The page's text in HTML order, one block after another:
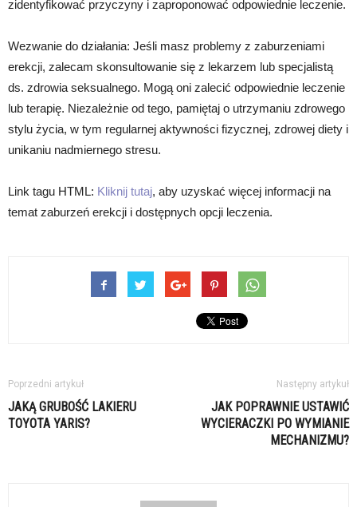
zidentyfikować przyczyny i zaproponować odpowiednie leczenie.
Wezwanie do działania: Jeśli masz problemy z zaburzeniami
erekcji, zalecam skonsultowanie się z lekarzem lub specjalistą
ds. zdrowia seksualnego. Mogą oni zalecić odpowiednie leczenie
lub terapię. Niezależnie od tego, pamiętaj o utrzymaniu zdrowego
stylu życia, w tym regularnej aktywności fizycznej, zdrowej diety i
unikaniu nadmiernego stresu.
Link tagu HTML: Kliknij tutaj, aby uzyskać więcej informacji na
temat zaburzeń erekcji i dostępnych opcji leczenia.
Poprzedni artykuł
JAKĄ GRUBOŚĆ LAKIERU
TOYOTA YARIS?
Następny artykuł
JAK POPRAWNIE USTAWIĆ
WYCIERACZKI PO WYMIANIE
MECHANIZMU?